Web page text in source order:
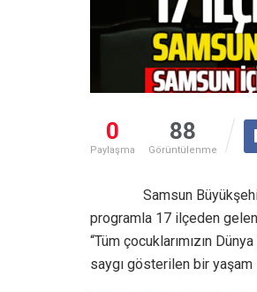
0
Paylaşma
88
Görüntülenme
Samsun
programla 17 ilçeden
“Tüm çocuklarımızın
saygı gösterilen bir